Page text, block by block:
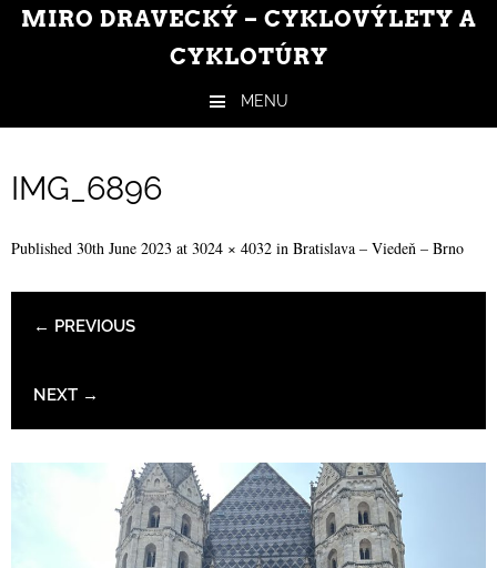
MIRO DRAVECKÝ – CYKLOVÝLETY A
CYKLOTÚRY
MENU
IMG_6896
Published 30th June 2023 at 3024 × 4032 in Bratislava – Viedeň – Brno
← PREVIOUS
NEXT →